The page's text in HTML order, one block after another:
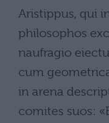
Aristippus, qui
philosophos
naufragio
cum
in arena
comites suos: